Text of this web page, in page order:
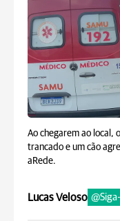
Ao chegarem ao local,
trancado e um cão
aRede.
Lucas Veloso